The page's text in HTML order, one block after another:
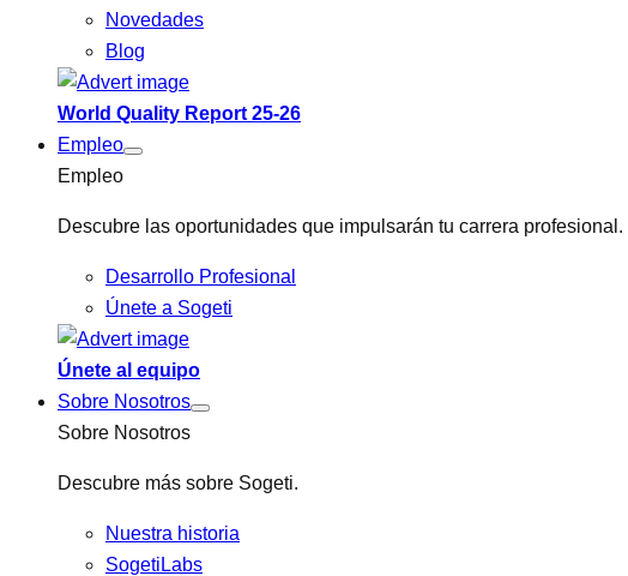
Novedades
Blog
World Quality Report 25-26
Empleo
Empleo
Descubre las oportunidades que impulsarán tu carrera profesional.
Desarrollo Profesional
Únete a Sogeti
Únete al equipo
Sobre Nosotros
Sobre Nosotros
Descubre más sobre Sogeti.
Nuestra historia
SogetiLabs